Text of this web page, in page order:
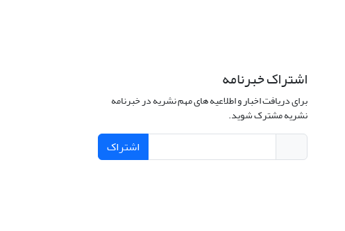
اشتراک خبرنامه
برای دریافت اخبار و اطلاعیه های مهم نشریه در خبرنامه
نشریه مشترک شوید.
اشتراک